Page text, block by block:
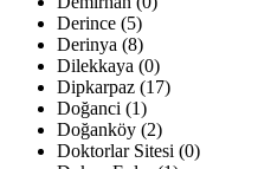
Derince (5)
Derinya (8)
Dilekkaya (0)
Dipkarpaz (17)
Doğanci (1)
Doğanköy (2)
Doktorlar Sitesi (0)